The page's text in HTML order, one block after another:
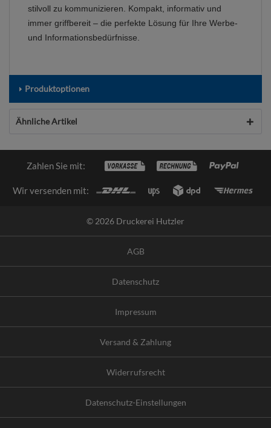
stilvoll zu kommunizieren. Kompakt, informativ und
immer griffbereit – die perfekte Lösung für Ihre Werbe-
und Informationsbedürfnisse.
Produktoptionen
Ähnliche Artikel
Zahlen Sie mit:
Wir versenden mit:
© 2026 Druckerei Hutzler
AGB
Datenschutz
Impressum
Versand & Zahlung
Widerrufsrecht
Datenschutz-Einstellungen